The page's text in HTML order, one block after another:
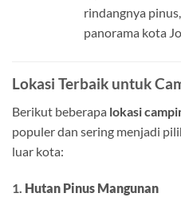
rindangnya
panorama kota
Lokasi Terbaik untuk
Berikut beberapa lokasi
populer dan sering menjadi
luar kota:
1. Hutan Pinus Mangunan